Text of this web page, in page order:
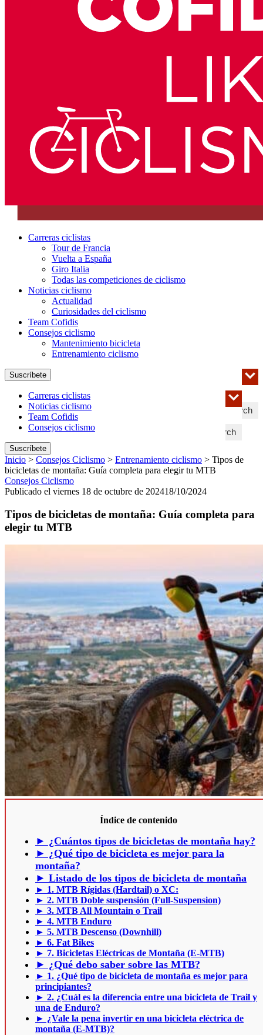
Carreras ciclistas
Tour de Francia
Vuelta a España
Giro Italia
Todas las competiciones de ciclismo
Noticias ciclismo
Actualidad
Curiosidades del ciclismo
Team Cofidis
Consejos ciclismo
Mantenimiento bicicleta
Entrenamiento ciclismo
Search
Suscríbete
Search
Carreras ciclistas
Noticias ciclismo
Team Cofidis
Consejos ciclismo
Suscríbete
Inicio > Consejos Ciclismo > Entrenamiento ciclismo > Tipos de
bicicletas de montaña: Guía completa para elegir tu MTB
Consejos Ciclismo
Publicado el viernes 18 de octubre de 202418/10/2024
Tipos de bicicletas de montaña: Guía completa para
elegir tu MTB
Índice de contenido
► ¿Cuántos tipos de bicicletas de montaña hay?
► ¿Qué tipo de bicicleta es mejor para la
montaña?
► Listado de los tipos de bicicleta de montaña
► 1. MTB Rígidas (Hardtail) o XC:
► 2. MTB Doble suspensión (Full-Suspension)
► 3. MTB All Mountain o Trail
► 4. MTB Enduro
► 5. MTB Descenso (Downhill)
► 6. Fat Bikes
► 7. Bicicletas Eléctricas de Montaña (E-MTB)
► ¿Qué debo saber sobre las MTB?
► 1. ¿Qué tipo de bicicleta de montaña es mejor para
principiantes?
► 2. ¿Cuál es la diferencia entre una bicicleta de Trail y
una de Enduro?
► ¿Vale la pena invertir en una bicicleta eléctrica de
montaña (E-MTB)?